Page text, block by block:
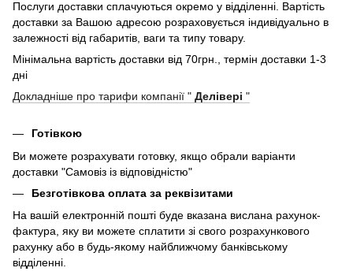
Послуги доставки сплачуються окремо у відділенні. Вартість
доставки за Вашою адресою розраховується індивідуально в
залежності від габаритів, ваги та типу товару.
Мінімальна вартість доставки від 70грн., термін доставки 1-3
дні
Докладніше про тарифи компанії " Делівері "
Готівкою
Ви можете розрахувати готовку, якщо обрали варіанти
доставки "Самовіз із відповідністю"
Безготівкова оплата за реквізитами
На вашій електронній пошті буде вказана вислана рахунок-
фактура, яку ви можете сплатити зі свого розрахункового
рахунку або в будь-якому найближчому банківському
відділенні.